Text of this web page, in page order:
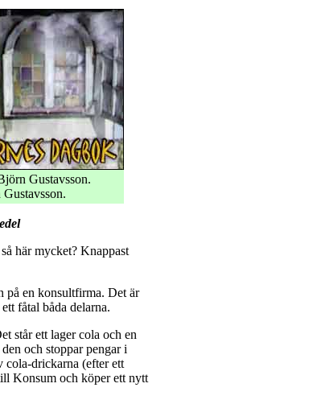
Gustavsson.
här mycket? Knappast
på en konsultfirma. Det är
fåtal båda delarna.
står ett lager cola och en
och stoppar pengar i
cola-drickarna (efter ett
Konsum och köper ett nytt